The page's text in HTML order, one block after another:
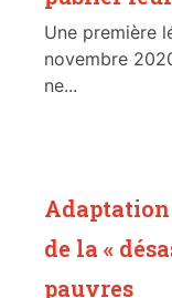
Une première
novembre
ne...
de la «
pauvres